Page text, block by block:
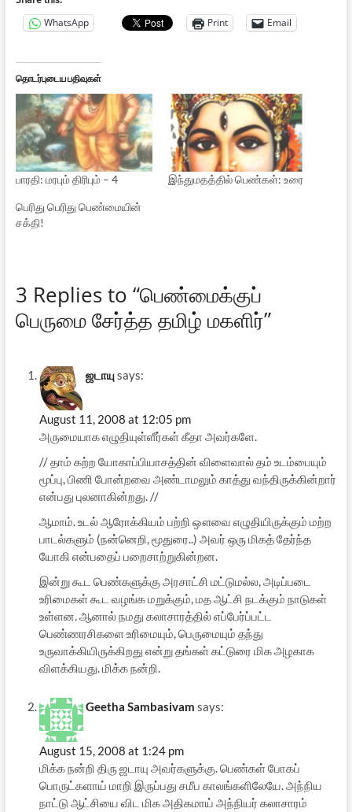
WhatsApp
Print Email
தொடர்புடைய பதிவுகள்
பாரதி: மரபும் திரிபும் – 4 இந்துமதத்தில் பெண்கள்: உரை
பெரிது பெரிது பெண்மையின்
சக்தி!
3 Replies to “பெண்மைக்குப்
பெருமை சேர்த்த தமிழ் மகளிர்”
ஜடாயுsays:
August 11, 2008 at 12:05 pm
அருமையாக எழுதியுள்ளீர்கள் கீதா அவர்களே.
// தாம் கற்ற யோகாப்பியாசத்தின் விளைவால் தம் உடம்பையும்
மூப்பு, பிணி போன்றவை அண்டாமலும் காத்து வந்திருக்கின்றார்
என்பது புலனாகின்றது. //
ஆமாம். உடல் ஆரோக்கியம் பற்றி ஔவை எழுதியிருக்கும் மற்ற
பாடல்களும் (நன்னெறி, மூதுரை..) அவர் ஒரு மிகத் தேர்ந்த
யோகி என்பதைப் பறைசாற்றுகின்றன.
இன்று கூட பெண்களுக்கு அரசாட்சி மட்டுமல்ல, அடிப்படை
உரிமைகள் கூட வழங்க மறுக்கும், மத ஆட்சி நடக்கும் நாடுகள்
உள்ளன. ஆனால் நமது கலாசாரத்தில் எப்பேர்ப்பட்ட
பெண்ணரசிகளை உரிமையும், பெருமையும் தந்து
உருவாக்கியிருக்கிறது என்று தங்கள் கட்டுரை மிக அழகாக
விளக்கியது. மிக்க நன்றி.
Geetha Sambasivam says:
August 15, 2008 at 1:24 pm
மிக்க நன்றி திரு ஜடாயு அவர்களுக்கு. பெண்கள் போகப்
பொருட்களாய் மாறி இருப்பது சமீப காலங்களிலேயே. அந்நிய
நாட்டு ஆட்சியை விட மிக அதிகமாய் அந்நியர் கலாசாரம்